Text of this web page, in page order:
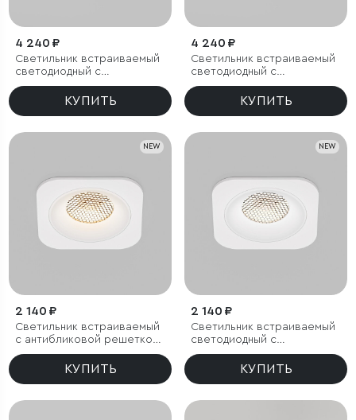
4 240 ₽
Светильник встраиваемый
светодиодный с
антибликовой решеткой
Tetro 20W 3000K черный
КУПИТЬ
4 240 ₽
Светильник встраиваемый
светодиодный с
антибликовой решеткой
Tetro 20W 4000K черный
КУПИТЬ
NEW
2 140 ₽
Светильник встраиваемый
с антибликовой решеткой
Tetro 10W 3000K белый
КУПИТЬ
NEW
2 140 ₽
Светильник встраиваемый
светодиодный с
антибликовой решеткой
Tetro 10W 4000K белый
КУПИТЬ